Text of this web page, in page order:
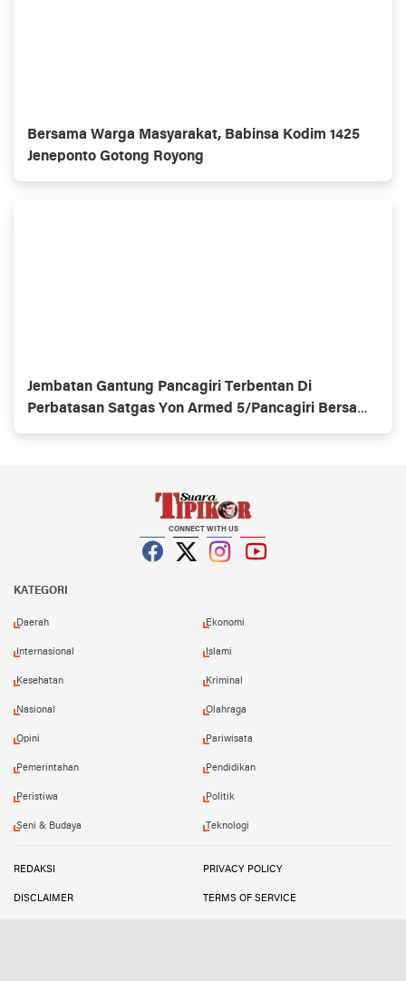
Bersama Warga Masyarakat, Babinsa Kodim 1425
Jeneponto Gotong Royong
Jembatan Gantung Pancagiri Terbentan Di
Perbatasan Satgas Yon Armed 5/Pancagiri Bersama
Vertikal Rescue Dan PT MA/BDRMS
CONNECT WITH US
KATEGORI
Daerah Ekonomi
Internasional Islami
Kesehatan Kriminal
Nasional Olahraga
Opini Pariwisata
Pemerintahan Pendidikan
Peristiwa Politik
Seni & Budaya Teknologi
REDAKSI PRIVACY POLICY
DISCLAIMER TERMS OF SERVICE